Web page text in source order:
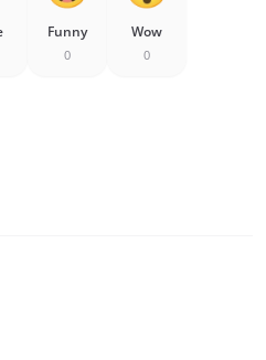
Funny
0
Wow
0